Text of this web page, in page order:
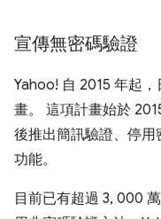
宣傳無密碼驗證
Yahoo! 自 2015 年起
畫。 這項計畫始於
後推出簡訊驗證、停
功能。
目前已有超過 3, 000